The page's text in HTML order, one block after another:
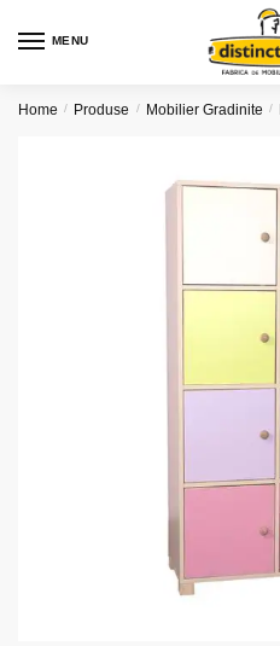
MENU
Home / Produse / Mobilier Gradinite /